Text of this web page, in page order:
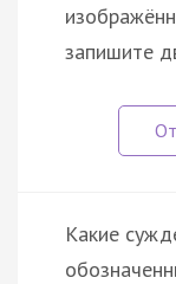
запишите
Какие